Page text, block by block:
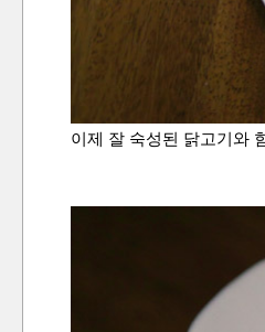
이제 잘 숙성된 닭고기와